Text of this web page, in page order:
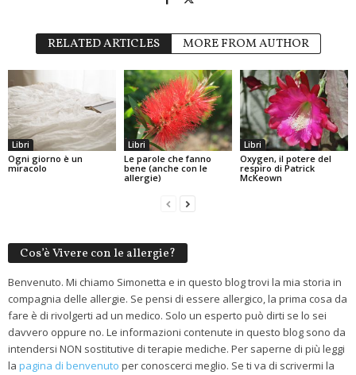
RELATED ARTICLES MORE FROM AUTHOR
Libri
Ogni giorno è un
miracolo
Libri
Le parole che fanno
bene (anche con le
allergie)
Libri
Oxygen, il potere del
respiro di Patrick
McKeown
Cos’è Vivere con le allergie?
Benvenuto. Mi chiamo Simonetta e in questo blog trovi la mia storia in
compagnia delle allergie. Se pensi di essere allergico, la prima cosa da
fare è di rivolgerti ad un medico. Solo un esperto può dirti se lo sei
davvero oppure no. Le informazioni contenute in questo blog sono da
intendersi NON sostitutive di terapie mediche. Per saperne di più leggi
la pagina di benvenuto per conoscerci meglio. Se ti va di scrivermi la